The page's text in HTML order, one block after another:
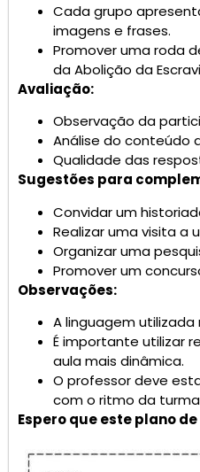
Cada grupo
imagens e frases.
Promover uma roda
da Abolição da
Avaliação:
Observação da
Análise do conteúdo
Qualidade das
Sugestões para
Convidar um
Realizar uma visita a
Organizar uma
Promover um
Observações:
A linguagem
É importante utilizar
aula mais dinâmica.
O professor deve
com o ritmo da
Espero que este plano